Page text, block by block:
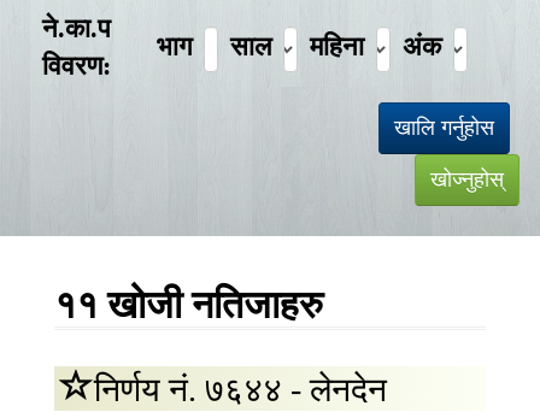
ने.का.प
विवरण:
भाग साल महिना अंक
११ खोजी नतिजाहरु
निर्णय नं. ७६४४ - लेनदेन